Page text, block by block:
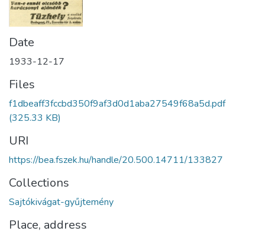
Date
1933-12-17
Files
f1dbeaff3fccbd350f9af3d0d1aba27549f68a5d.pdf
(325.33 KB)
URI
https://bea.fszek.hu/handle/20.500.14711/133827
Collections
Sajtókivágat-gyűjtemény
Place, address